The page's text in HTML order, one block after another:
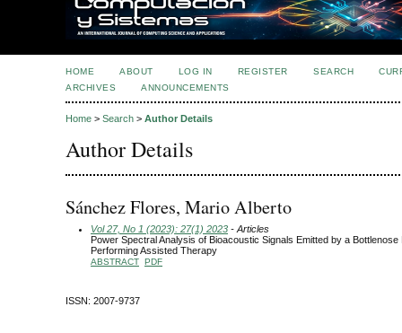
HOME ABOUT LOG IN REGISTER SEARCH
ARCHIVES
ANNOUNCEMENTS
Home > Search > Author Details
Author Details
Sánchez Flores, Mario Alberto
Vol 27, No 1 (2023): 27(1) 2023 - Articles
Power Spectral Analysis of Bioacoustic Signals Emitted by a Bottlenose
Performing Assisted Therapy
ABSTRACT PDF
ISSN: 2007-9737